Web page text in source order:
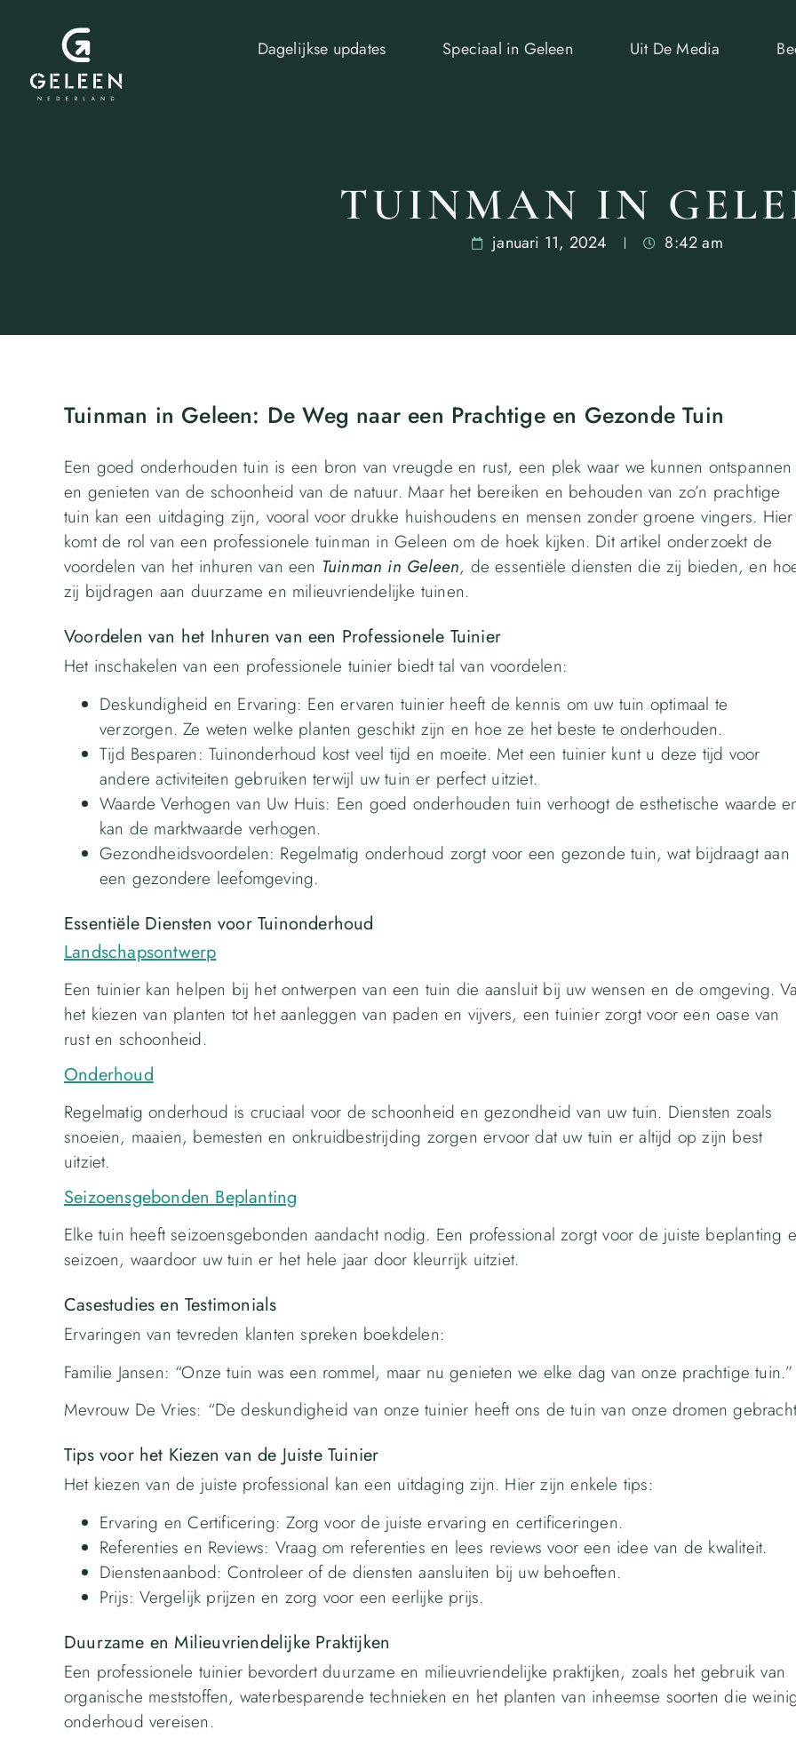
Dagelijkse updates Speciaal in Geleen Uit De Media
TUINMAN IN
januari 11, 2024 8:42 am
Tuinman in Geleen: De Weg naar een Prachtige en Gezonde Tuin
Een goed onderhouden tuin is een bron van vreugde en rust, een plek waar we kunnen ontspannen
en genieten van de schoonheid van de natuur. Maar het bereiken en behouden van zo’n prachtige
tuin kan een uitdaging zijn, vooral voor drukke huishoudens en mensen zonder groene vingers. Hier
komt de rol van een professionele tuinman in Geleen om de hoek kijken. Dit artikel onderzoekt de
voordelen van het inhuren van een Tuinman in Geleen, de essentiële diensten die zij bieden, en
zij bijdragen aan duurzame en milieuvriendelijke tuinen.
Voordelen van het Inhuren van een Professionele Tuinier
Het inschakelen van een professionele tuinier biedt tal van voordelen:
Deskundigheid en Ervaring: Een ervaren tuinier heeft de kennis om uw tuin optimaal te
verzorgen. Ze weten welke planten geschikt zijn en hoe ze het beste te onderhouden.
Tijd Besparen: Tuinonderhoud kost veel tijd en moeite. Met een tuinier kunt u deze tijd voor
andere activiteiten gebruiken terwijl uw tuin er perfect uitziet.
Waarde Verhogen van Uw Huis: Een goed onderhouden tuin verhoogt de esthetische waarde
kan de marktwaarde verhogen.
Gezondheidsvoordelen: Regelmatig onderhoud zorgt voor een gezonde tuin, wat bijdraagt aan
een gezondere leefomgeving.
Essentiële Diensten voor Tuinonderhoud
Landschapsontwerp
Een tuinier kan helpen bij het ontwerpen van een tuin die aansluit bij uw wensen en de omgeving.
het kiezen van planten tot het aanleggen van paden en vijvers, een tuinier zorgt voor een oase van
rust en schoonheid.
Onderhoud
Regelmatig onderhoud is cruciaal voor de schoonheid en gezondheid van uw tuin. Diensten zoals
snoeien, maaien, bemesten en onkruidbestrijding zorgen ervoor dat uw tuin er altijd op zijn best
uitziet.
Seizoensgebonden Beplanting
Elke tuin heeft seizoensgebonden aandacht nodig. Een professional zorgt voor de juiste beplanting
seizoen, waardoor uw tuin er het hele jaar door kleurrijk uitziet.
Casestudies en Testimonials
Ervaringen van tevreden klanten spreken boekdelen:
Familie Jansen: “Onze tuin was een rommel, maar nu genieten we elke dag van onze prachtige tuin.”
Mevrouw De Vries: “De deskundigheid van onze tuinier heeft ons de tuin van onze dromen
Tips voor het Kiezen van de Juiste Tuinier
Het kiezen van de juiste professional kan een uitdaging zijn. Hier zijn enkele tips:
Ervaring en Certificering: Zorg voor de juiste ervaring en certificeringen.
Referenties en Reviews: Vraag om referenties en lees reviews voor een idee van de kwaliteit.
Dienstenaanbod: Controleer of de diensten aansluiten bij uw behoeften.
Prijs: Vergelijk prijzen en zorg voor een eerlijke prijs.
Duurzame en Milieuvriendelijke Praktijken
Een professionele tuinier bevordert duurzame en milieuvriendelijke praktijken, zoals het gebruik van
organische meststoffen, waterbesparende technieken en het planten van inheemse soorten die
onderhoud vereisen.